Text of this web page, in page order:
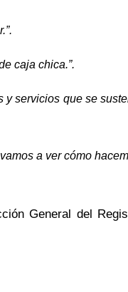
caja chica.”.
servicios que se
a ver cómo
General del